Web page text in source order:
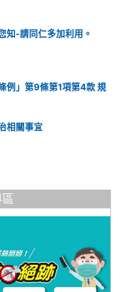
知-請同仁多加利用。
例」第9條第1項第4款 規
相關事宜